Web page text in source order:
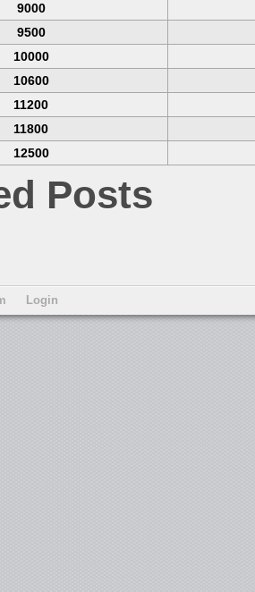
9000
9500
10000
10600
11200
11800
12500
Posts
Login